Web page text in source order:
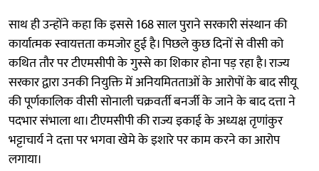
साथ ही उन्होंने कहा कि इससे 168 साल पुराने सरकारी संस्थान की
कार्यात्मक स्वायत्तता कमजोर हुई है। पिछले कुछ दिनों से वीसी को
कथित तौर पर टीएमसीपी के गुस्से का शिकार होना पड़ रहा है। राज्य
सरकार द्वारा उनकी नियुक्ति में अनियमितताओं के आरोपों के बाद सीयू
की पूर्णकालिक वीसी सोनाली चक्रवर्ती बनर्जी के जाने के बाद दत्ता ने
पदभार संभाला था। टीएमसीपी की राज्य इकाई के अध्यक्ष तृणांकुर
भट्टाचार्य ने दत्ता पर भगवा खेमे के इशारे पर काम करने का आरोप
लगाया।